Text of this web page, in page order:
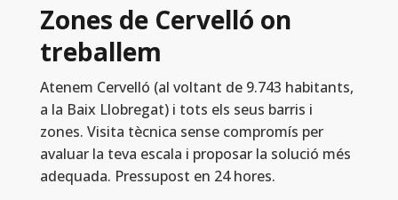
Zones de Cervelló on
treballem
Atenem Cervelló (al voltant de 9.743 habitants,
a la Baix Llobregat) i tots els seus barris i
zones. Visita tècnica sense compromís per
avaluar la teva escala i proposar la solució més
adequada. Pressupost en 24 hores.